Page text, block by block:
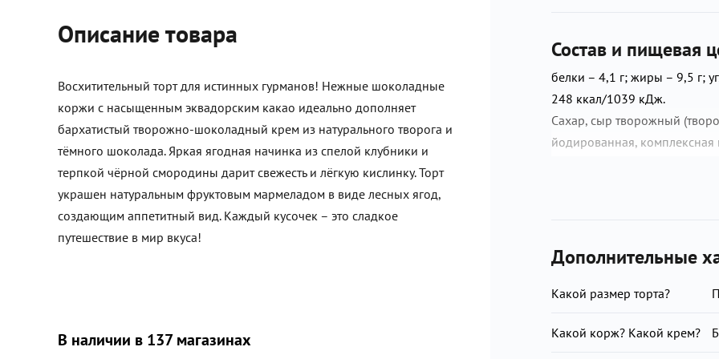
Описание товара
Восхитительный торт для истинных гурманов! Нежные шоколадные
коржи с насыщенным эквадорским какао идеально дополняет
бархатистый творожно-шоколадный крем из натурального творога и
тёмного шоколада. Яркая ягодная начинка из спелой клубники и
терпкой чёрной смородины дарит свежесть и лёгкую кислинку. Торт
украшен натуральным фруктовым мармеладом в виде лесных ягод,
создающим аппетитный вид. Каждый кусочек – это сладкое
путешествие в мир вкуса!
В наличии в 137 магазинах
Состав и пищевая
белки – 4,1 г; жиры – 9,5 г;
248 ккал/1039 кДж.
Сахар, сыр творожный
йодированная,
очищенная, масло
лецитин; агенты
стабилизатор
пищевое, вода очищенная,
соевый лецитин,
Дополнительные
Какой размер торта?
Какой корж? Какой крем?